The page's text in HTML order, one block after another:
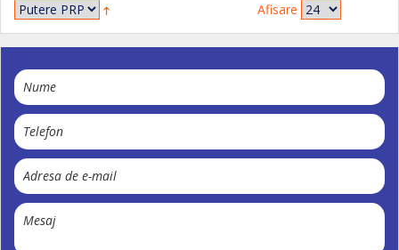
Afisare